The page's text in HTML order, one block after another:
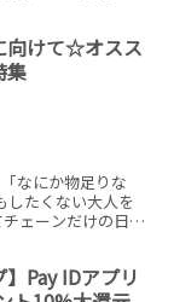
向けて☆オスス
集
なにか物足りな
したくない大人を
ェーンだけの日
】Pay IDアプリ